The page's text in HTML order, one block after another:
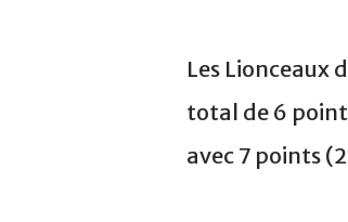
Les Lionceaux
total de 6
avec 7 points